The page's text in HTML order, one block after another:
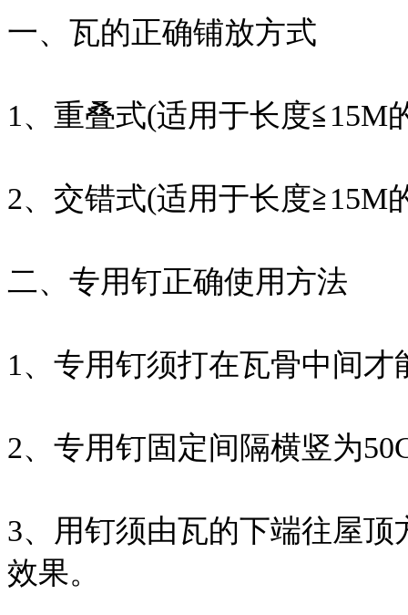
一、瓦的正确铺放方式
1、重叠式(适用于长度≦15M
2、交错式(适用于长度≧15M
二、专用钉正确使用方法
1、专用钉须打在瓦骨中间才
2、专用钉固定间隔横竖为
3、用钉须由瓦的下端往屋
效果。